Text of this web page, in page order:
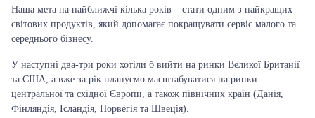
Наша мета на найближчі кілька років – стати одним з найкращих
світових продуктів, який допомагає покращувати сервіс малого та
середнього бізнесу.
У наступні два-три роки хотіли б вийти на ринки Великої Британії
та США, а вже за рік плануємо масштабуватися на ринки
центральної та східної Європи, а також північних країн (Данія,
Фінляндія, Ісландія, Норвегія та Швеція).